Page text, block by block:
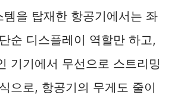
템을 탑재한 항공기에서는 좌
순 디스플레이 역할만 하고,
기기에서 무선으로 스트리밍
으로, 항공기의 무게도 줄이